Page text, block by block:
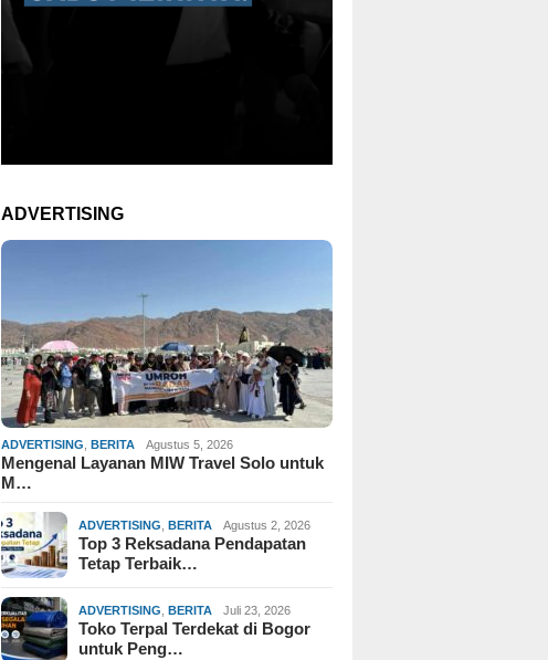
ADVERTISING
ADVERTISING ,BERITA Agustus 5, 2026
Mengenal Layanan MIW Travel Solo untuk
M…
ADVERTISING ,BERITA Agustus 2, 2026
Top 3 Reksadana Pendapatan
Tetap Terbaik…
ADVERTISING ,BERITA Juli 23, 2026
Toko Terpal Terdekat di Bogor
untuk Peng…